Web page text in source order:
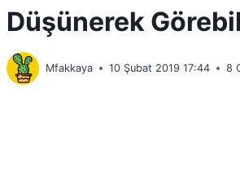
Düşünerek
Mfakkaya 10 Şubat 2019 17:44 8